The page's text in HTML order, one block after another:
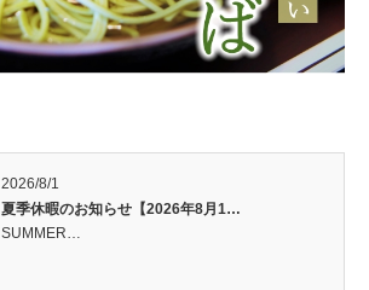
2026/8/1
夏季休暇のお知らせ【2026年8月1…
SUMMER…